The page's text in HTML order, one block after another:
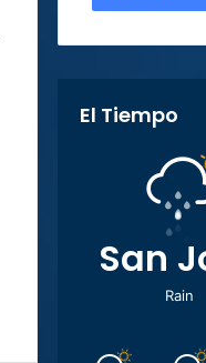
El Tiempo
San
Rain